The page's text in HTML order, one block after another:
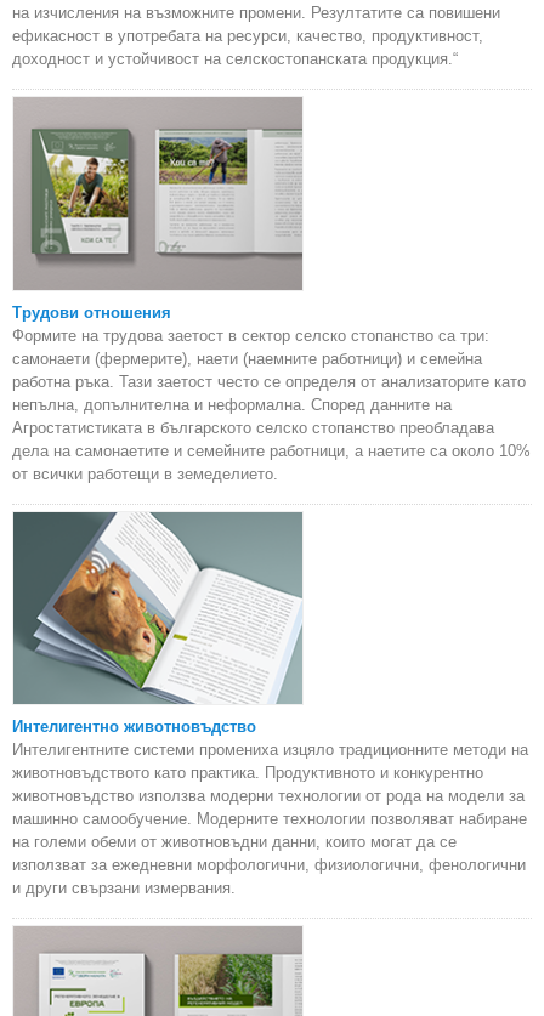
на изчисления на възможните промени. Резултатите са повишени
ефикасност в употребата на ресурси, качество, продуктивност,
доходност и устойчивост на селскостопанската продукция.“
Трудови отношения
Формите на трудова заетост в сектор селско стопанство са три:
самонаети (фермерите), наети (наемните работници) и семейна
работна ръка. Тази заетост често се определя от анализаторите като
непълна, допълнителна и неформална. Според данните на
Агростатистиката в българското селско стопанство преобладава
дела на самонаетите и семейните работници, а наетите са около 10%
от всички работещи в земеделието.
Интелигентно животновъдство
Интелигентните системи промениха изцяло традиционните методи на
животновъдството като практика. Продуктивното и конкурентно
животновъдство използва модерни технологии от рода на модели за
машинно самообучение. Модерните технологии позволяват набиране
на големи обеми от животновъдни данни, които могат да се
използват за ежедневни морфологични, физиологични, фенологични
и други свързани измервания.